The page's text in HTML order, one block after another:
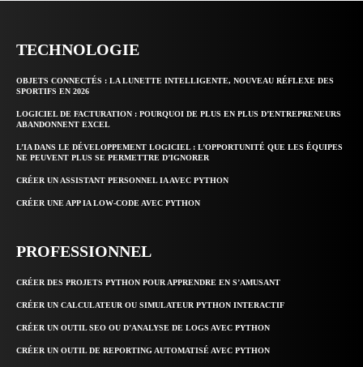
TECHNOLOGIE
OBJETS CONNECTÉS : LA LUNETTE INTELLIGENTE, NOUVEAU RÉFLEXE DES
SPORTIFS EN 2026
LOGICIEL DE FACTURATION : POURQUOI DE PLUS EN PLUS D’ENTREPRENEURS
ABANDONNENT EXCEL
L’IA DANS LE DÉVELOPPEMENT LOGICIEL : L’OPPORTUNITÉ QUE LES ÉQUIPES
NE PEUVENT PLUS SE PERMETTRE D’IGNORER
CRÉER UN ASSISTANT PERSONNEL IA AVEC PYTHON
CRÉER UNE APP IA LOW-CODE AVEC PYTHON
PROFESSIONNEL
CRÉER DES PROJETS PYTHON POUR APPRENDRE EN S’AMUSANT
CRÉER UN CALCULATEUR OU SIMULATEUR PYTHON INTERACTIF
CRÉER UN OUTIL SEO OU D’ANALYSE DE LOGS AVEC PYTHON
CRÉER UN OUTIL DE REPORTING AUTOMATISÉ AVEC PYTHON